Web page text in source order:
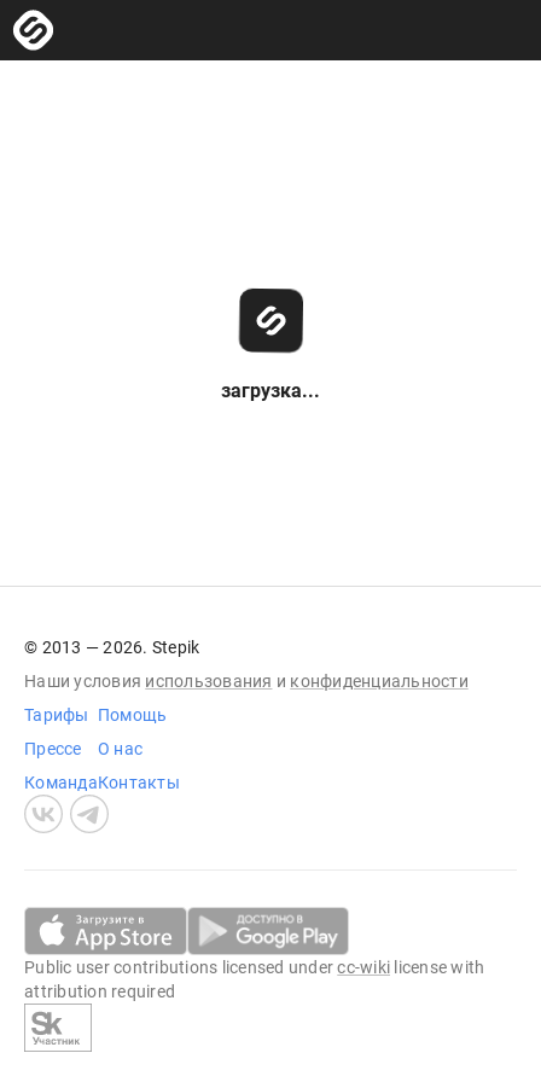
загрузка...
© 2013 — 2026. Stepik
Наши условия использования и конфиденциальности
Тарифы
Прессе
Команда
Помощь
О нас
Контакты
Public user contributions licensed undercc-wiki license with
attribution required